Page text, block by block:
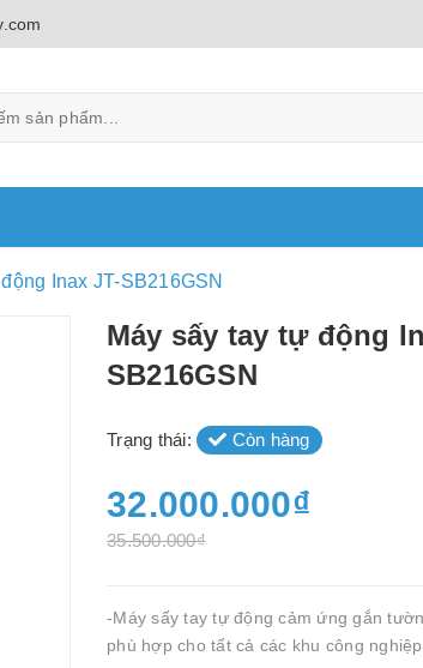
Inax JT-SB216GSN
Máy sấy tay tự động
SB216GSN
Trạng thái: Còn hàng
32.000.000₫
35.500.000₫
-Máy sấy tay tự động cảm ứng gắn
phù hợp cho tất cả các khu công